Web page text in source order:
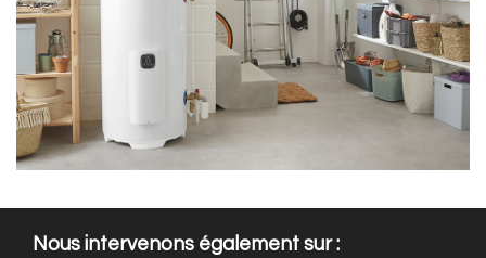
Nous intervenons également sur :